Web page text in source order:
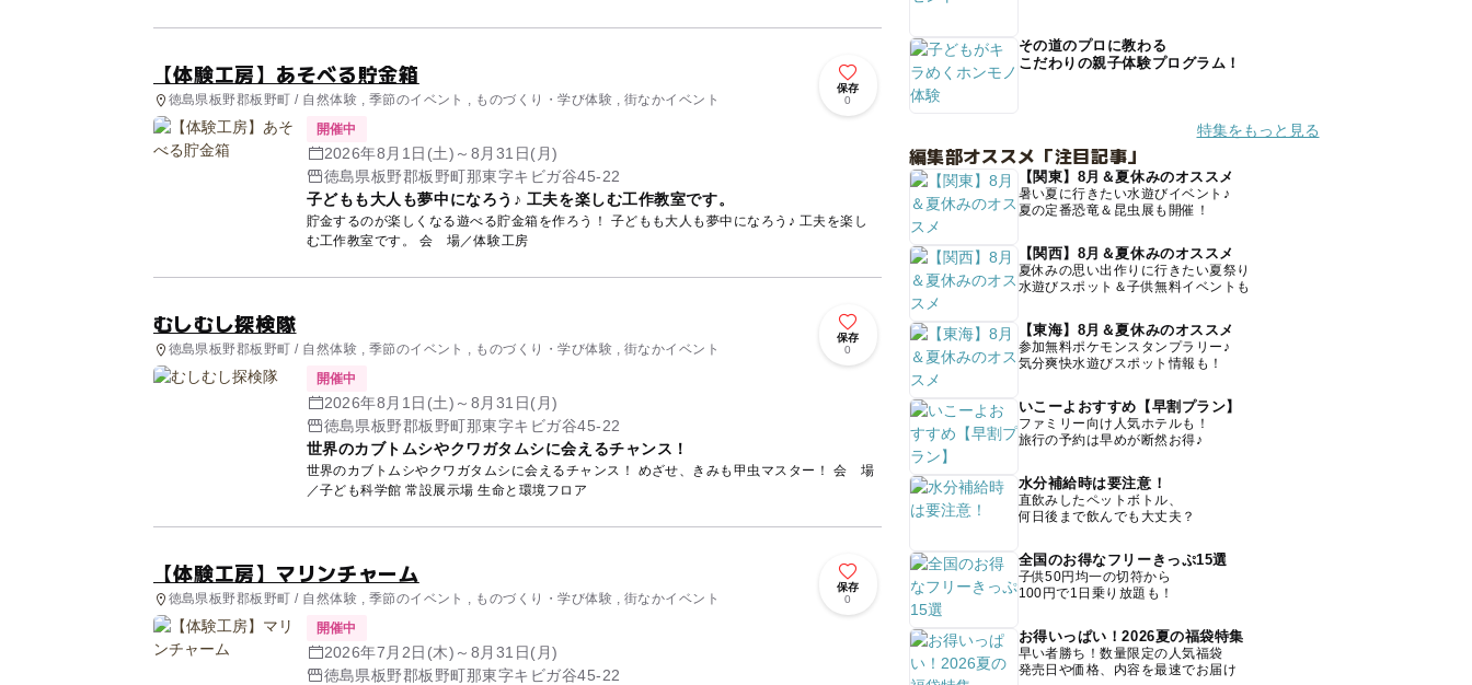
【体験工房】あそべる貯金箱
徳島県板野郡板野町 / 自然体験 , 季節のイベント , ものづくり・学び体験 , 街なかイベント
保存
0
開催中
2026年8月1日(土)～8月31日(月)
徳島県板野郡板野町那東字キビガ谷45-22
子どもも大人も夢中になろう♪ 工夫を楽しむ工作教室です。
貯金するのが楽しくなる遊べる貯金箱を作ろう！ 子どもも大人も夢中になろう♪ 工夫を楽し
む工作教室です。 会 場／体験工房
むしむし探検隊
徳島県板野郡板野町 / 自然体験 , 季節のイベント , ものづくり・学び体験 , 街なかイベント
保存
0
開催中
2026年8月1日(土)～8月31日(月)
徳島県板野郡板野町那東字キビガ谷45-22
世界のカブトムシやクワガタムシに会えるチャンス！
世界のカブトムシやクワガタムシに会えるチャンス！ めざせ、きみも甲虫マスター！ 会 場
／子ども科学館 常設展示場 生命と環境フロア
【体験工房】マリンチャーム
徳島県板野郡板野町 / 自然体験 , 季節のイベント , ものづくり・学び体験 , 街なかイベント
保存
0
開催中
2026年7月2日(木)～8月31日(月)
徳島県板野郡板野町那東字キビガ谷45-22
その道のプロに教わる
こだわりの親子体験プログラム！
特集をもっと見る
編集部オススメ「注目記事」
【関東】8月＆夏休みのオススメ
暑い夏に行きたい水遊びイベント♪
夏の定番恐竜＆昆虫展も開催！
【関西】8月＆夏休みのオススメ
夏休みの思い出作りに行きたい夏祭り
水遊びスポット＆子供無料イベントも
【東海】8月＆夏休みのオススメ
参加無料ポケモンスタンプラリー♪
気分爽快水遊びスポット情報も！
いこーよおすすめ【早割プラン】
ファミリー向け人気ホテルも！
旅行の予約は早めが断然お得♪
水分補給時は要注意！
直飲みしたペットボトル、
何日後まで飲んでも大丈夫？
全国のお得なフリーきっぷ15選
子供50円均一の切符から
100円で1日乗り放題も！
お得いっぱい！2026夏の福袋特集
早い者勝ち！数量限定の人気福袋
発売日や価格、内容を最速でお届け